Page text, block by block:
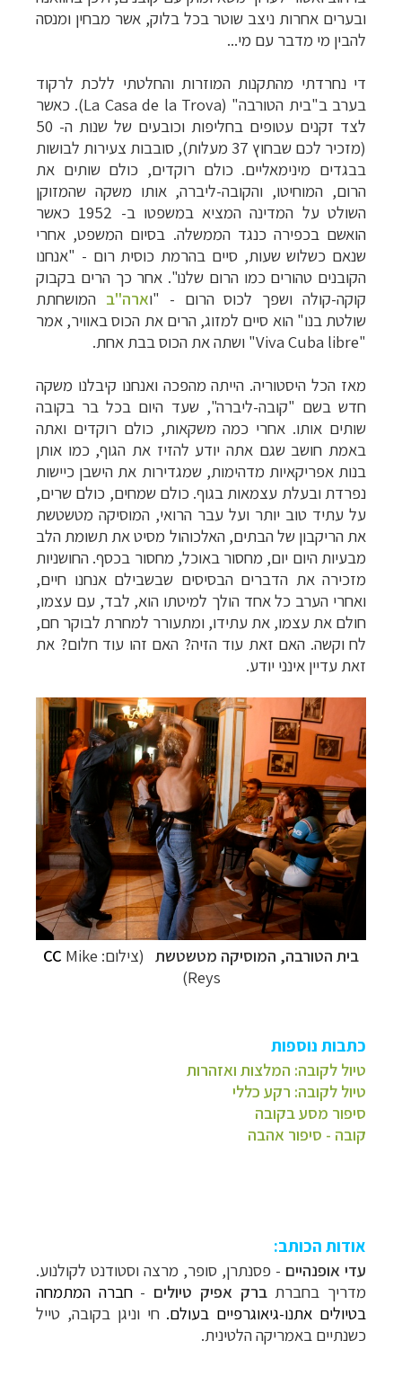
ובערים אחרות ניצב שוטר בכל בלוק, אשר מבחין ומנסה
להבין מי מדבר עם מי...
די נחרדתי מהתקנות המוזרות והחלטתי ללכת לרקוד
בערב ב"בית הטורבה" La Casa de la Trova)). כאשר
לצד זקנים עטופים בחליפות וכובעים של שנות ה- 50
(מזכיר לכם שבחוץ 37 מעלות), סובבות צעירות לבושות
בבגדים מינימאליים. כולם רוקדים, כולם שותים את
הרום, המוחיטו, והקובה-ליברה, אותו משקה שהמזוקן
השולט על המדינה המציא במשפטו ב- 1952 כאשר
הואשם בכפירה כנגד הממשלה. בסיום המשפט, אחרי
שנאם כשלוש שעות, סיים בהרמת כוסית רום - "אנחנו
הקובנים טהורים כמו הרום שלנו". אחר כך הרים בקבוק
קוקה-קולה ושפך לכוס הרום - "וארה"ב המושחתת
שולטת בנו" הוא סיים למזוג, הרים את הכוס באוויר, אמר
"
Viva Cuba libre" ושתה את הכוס בבת אחת.
מאז הכל היסטוריה. הייתה מהפכה ואנחנו קיבלנו משקה
חדש בשם "קובה-ליברה", שעד היום בכל בר בקובה
שותים אותו. אחרי כמה משקאות, כולם רוקדים ואתה
באמת חושב שגם אתה יודע להזיז את הגוף, כמו אותן
בנות אפריקאיות מדהימות, שמגדירות את הישבן כיישות
נפרדת ובעלת עצמאות בגוף. כולם שמחים, כולם שרים,
על עתיד טוב יותר ועל עבר הרואי, המוסיקה מטשטשת
את הריקבון של הבתים, האלכוהול מסיט את תשומת הלב
מבעיות היום יום, מחסור באוכל, מחסור בכסף. החושניות
מזכירה את הדברים הבסיסים שבשבילם אנחנו חיים,
ואחרי הערב כל אחד הולך למיטתו הוא, לבד, עם עצמו,
חולם את עצמו, את עתידו, ומתעורר למחרת לבוקר חם,
לח וקשה. האם זאת עוד הזיה? האם זהו עוד חלום? את
זאת עדיין אינני יודע.
בית הטורבה, המוסיקה מטשטשת (צילום: CC Mike
Reys)
כתבות נוספות
טיול לקובה: המלצות ואזהרות
טיול לקובה: רקע כללי
סיפור מסע בקובה
קובה - סיפור אהבה
אודות הכותב:
עדי אופנהיים - פסנתרן, סופר, מרצה וסטודנט לקולנוע.
מדריך בחברתברק אפיק טיולים -חברה המתמחה
בטיולים אתנו-גיאוגרפיים בעולם.חי וניגן בקובה, טייל
כשנתיים באמריקה הלטינית.